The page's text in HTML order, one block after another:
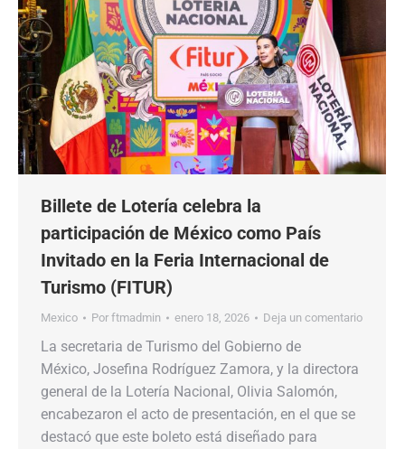
Billete de Lotería celebra la
participación de México como País
Invitado en la Feria Internacional de
Turismo (FITUR)
Mexico Por ftmadmin enero 18, 2026 Deja un comentario
La secretaria de Turismo del Gobierno de
México, Josefina Rodríguez Zamora, y la directora
general de la Lotería Nacional, Olivia Salomón,
encabezaron el acto de presentación, en el que se
destacó que este boleto está diseñado para